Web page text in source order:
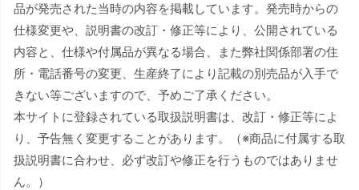
品が発売された当時の内容を掲載しています。発売時からの
仕様変更や、説明書の改訂・修正等により、公開されている
内容と、仕様や付属品が異なる場合、また弊社関係部署の住
所・電話番号の変更、生産終了により記載の別売品が入手で
きない等ございますので、予めご了承ください。
本サイトに登録されている取扱説明書は、改訂・修正等によ
り、予告無く変更することがあります。（※商品に付属する取
扱説明書に合わせ、必ず改訂や修正を行うものではありませ
ん。）